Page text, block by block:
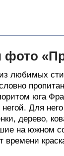
фото
любимых
юга
Для
дерево,
на южном
времени